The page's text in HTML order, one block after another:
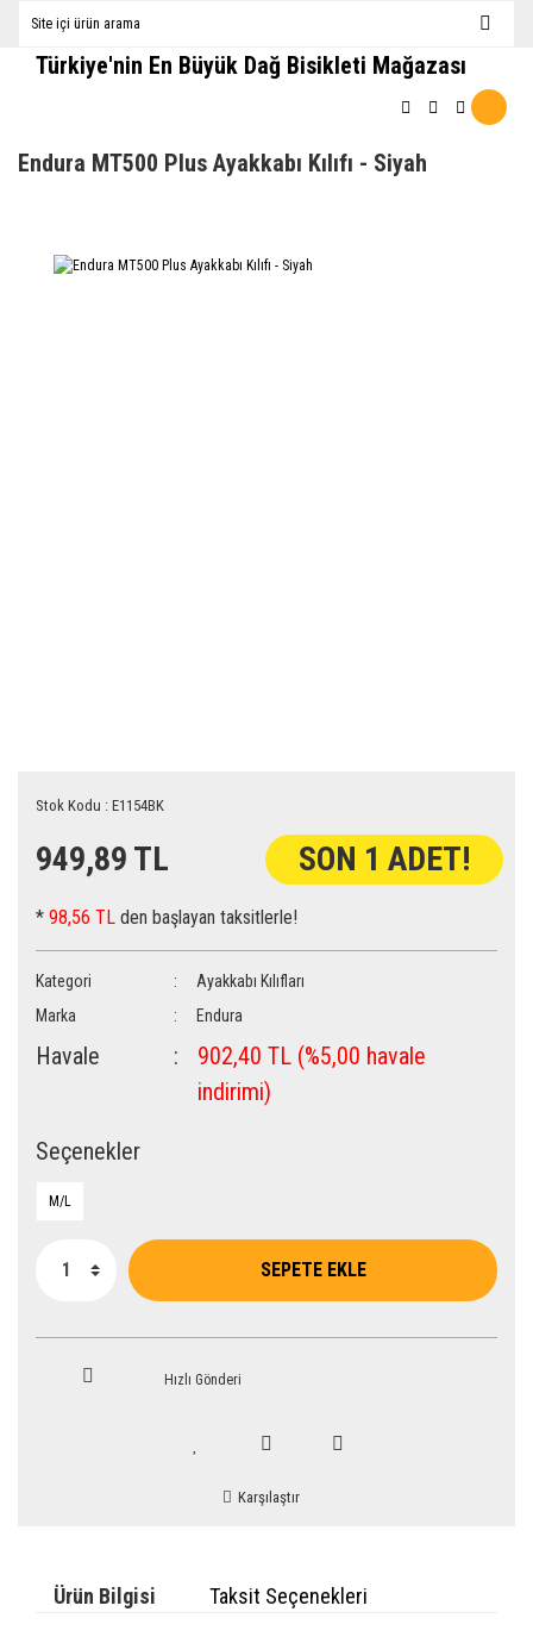
Türkiye'nin En Büyük Dağ Bisikleti Mağazası
Endura MT500 Plus Ayakkabı Kılıfı - Siyah
Stok Kodu : E1154BK
949,89 TL SON 1 ADET!
* 98,56 TL den başlayan taksitlerle!
Kategori
Ayakkabı Kılıfları
Marka
Endura
Havale
902,40 TL (%5,00 havale
indirimi)
Seçenekler
M/L
SEPETE EKLE
Hızlı Gönderi
Karşılaştır
Ürün Bilgisi Taksit Seçenekleri